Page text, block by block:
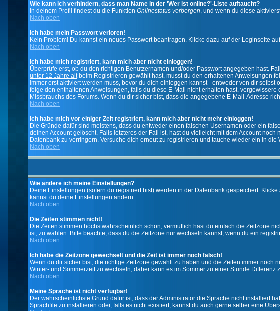
Wie kann ich verhindern, dass man Name in der 'Wer ist online?'-Liste auftaucht?
In deinem Profil findest du die Funktion Onlinestatus verbergen, und wenn du diese
Nach oben
Ich habe mein Passwort verloren!
Kein Problem! Du kannst ein neues Passwort beantragen. Klicke dazu auf der Loginseite
Nach oben
Ich habe mich registriert, kann mich aber nicht einloggen!
Überprüfe erst, ob du den richtigen Benutzernamen und/oder Passwort angegeben hast.
unter 12 Jahre altbeim Registrieren gewählt hast, musst du den erhaltenen Anweisungen
immer erst aktiviert werden muss, bevor du dich einloggen kannst - entweder von dir
folge den enthaltenen Anweisungen, falls du diese E-Mail nicht erhalten hast,
Missbrauchs des Forums. Wenn du dir sicher bist, dass die angegebene E-Mail-Adresse
Nach oben
Ich habe mich vor einiger Zeit registriert, kann mich aber nicht mehr einloggen!
Die Gründe dafür sind meistens, dass du entweder einen falschen Usernamen oder ein
deinen Account gelöscht. Falls letzteres der Fall ist, hast du vielleicht mit dem Account
Datenbank zu verringern. Versuche dich erneut zu registrieren und tauche wieder ein in die
Nach oben
Wie ändere ich meine Einstellungen?
Deine Einstellungen (sofern du registriert bist) werden in der Datenbank gespeichert. Klicke
kannst du deine Einstellungen ändern
Nach oben
Die Zeiten stimmen nicht!
Die Zeiten stimmen höchstwahrscheinlich schon, vermutlich hast du einfach die Zeitzone
ist, zu wählen. Bitte beachte, dass du die Zeitzone nur wechseln kannst, wenn du ein
Nach oben
Ich habe die Zeitzone gewechselt und die Zeit ist immer noch falsch!
Wenn du dir sicher bist, die richtige Zeitzone gewählt zu haben und die Zeiten immer noch
Winter- und Sommerzeit zu wechseln, daher kann es im Sommer zu einer Stunde
Nach oben
Meine Sprache ist nicht verfügbar!
Der wahrscheinlichste Grund dafür ist, dass der Administrator die Sprache nicht installiert
Sprachfile zu installieren oder, falls es nicht existiert, kannst du auch gerne selber eine